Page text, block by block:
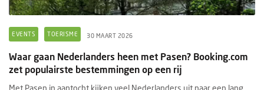
EVENTS TOERISME 30 MAART 2026
Waar gaan Nederlanders heen met Pasen? Booking.com
zet populairste bestemmingen op een rij